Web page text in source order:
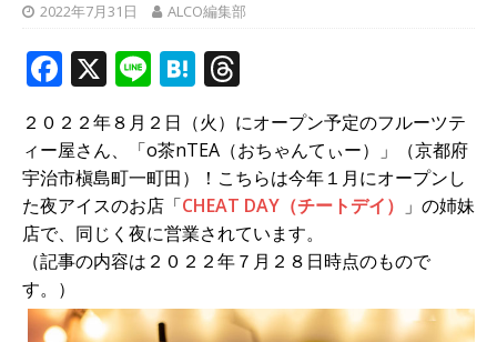
2022年7月31日 ALCO編集部
F
a
c
e
b
o
o
k
X Li
n
e
H
at
e
n
a
h
r
e
a
d
s
２０２２年８月２日（火）にオープン予定のフルーツテ
ィー屋さん、「o茶nTEA（おちゃんてぃー）」（京都府
宇治市槇島町一町田）！こちらは今年１月にオープンし
た夜アイスのお店「CHEAT DAY（チートデイ）
」の姉妹
店で、同じく夜に営業されています。
（記事の内容は２０２２年７月２８日時点のもので
す。）